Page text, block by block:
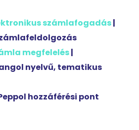
számlafogadás|
megfelelés|
nyelvű, tematikus
hozzáférési pont